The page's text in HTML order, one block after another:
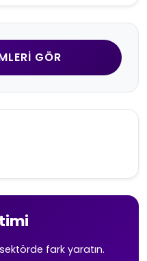
GÖR
fark yaratın.